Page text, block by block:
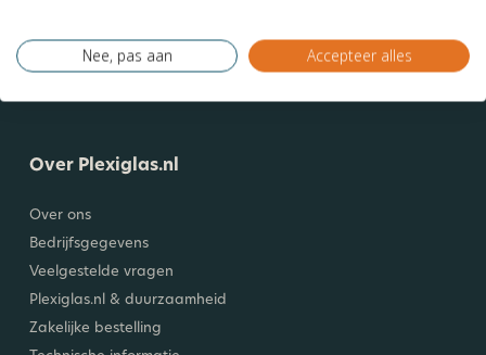
Deskundig advies Zakelijk & Particulier Uniek maatwerk
Over Plexiglas.nl
Over ons
Bedrijfsgegevens
Veelgestelde vragen
Plexiglas.nl & duurzaamheid
Zakelijke bestelling
Nee, pas aan Accepteer alles